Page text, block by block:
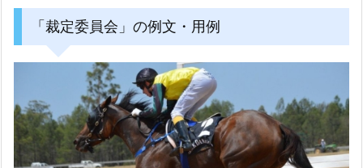
「裁定委員会」の例文・用例